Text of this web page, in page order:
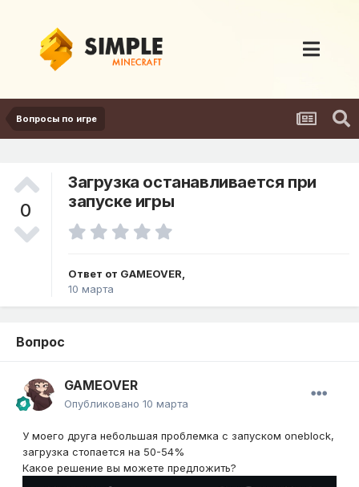
Вопросы по игре
0
Загрузка останавливается при
запуске игры
Ответ от GAMEOVER,
10 марта
Вопрос
GAMEOVER
Опубликовано 10 марта
У моего друга небольшая проблемка с запуском oneblock,
загрузка стопается на 50-54%
Какое решение вы можете предложить?